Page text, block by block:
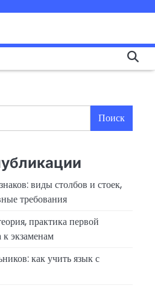
Поиск
виды столбов и стоек,
требования
практика первой
к экзаменам
как учить язык с